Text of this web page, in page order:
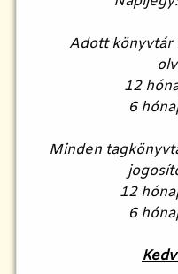
Adott könyvtár
12
6
Minden
12
6